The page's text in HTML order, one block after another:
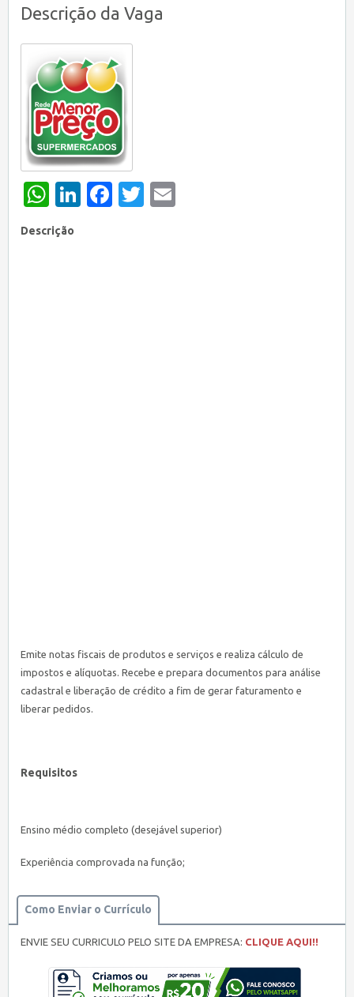
Descrição da Vaga
WhatsApp
LinkedIn
Facebook
Twitter
Descrição
Emite notas fiscais de produtos e serviços e realiza cálculo de
impostos e alíquotas. Recebe e prepara documentos para análise
cadastral e liberação de crédito a fim de gerar faturamento e
liberar pedidos.
Requisitos
Ensino médio completo (desejável superior)
Experiência comprovada na função;
Como Enviar o Currículo
ENVIE SEU CURRICULO PELO SITE DA EMPRESA: CLIQUE AQUI!!